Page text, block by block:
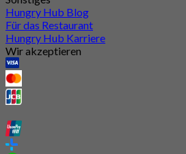
Hungry Hub Blog
Für das Restaurant
Hungry Hub Karriere
Wir akzeptieren